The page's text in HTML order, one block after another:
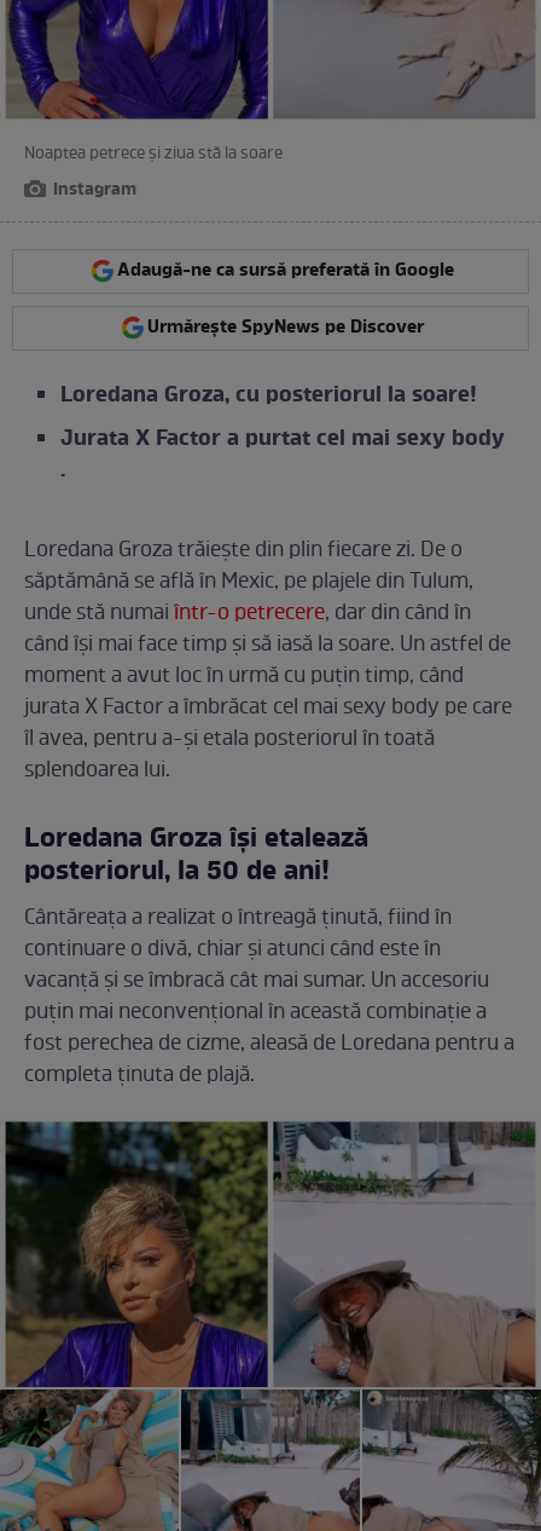
Noaptea petrece și ziua stă la soare
Instagram
Adaugă-ne ca sursă preferată în Google
Urmărește SpyNews pe Discover
Loredana Groza, cu posteriorul la soare!
Jurata X Factor a purtat cel mai sexy body
.
Loredana Groza trăiește din plin fiecare zi. De o
săptămână se află în Mexic, pe plajele din Tulum,
unde stă numaiîntr-o petrecere, dar din când în
când își mai face timp și să iasă la soare. Un astfel de
moment a avut loc în urmă cu puțin timp, când
jurata X Factor a îmbrăcat cel mai sexy body pe care
îl avea, pentru a-și etala posteriorul în toată
splendoarea lui.
Loredana Groza își etalează
posteriorul, la 50 de ani!
Cântăreața a realizat o întreagă ținută, fiind în
continuare o divă, chiar și atunci când este în
vacanță și se îmbracă cât mai sumar. Un accesoriu
puțin mai neconvențional în această combinație a
fost perechea de cizme, aleasă de Loredana pentru a
completa ținuta de plajă.